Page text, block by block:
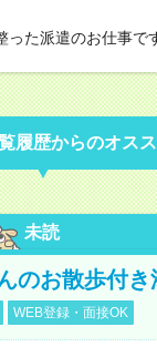
た派遣のお仕事で
履歴からのオス
未読
のお散歩付
WEB登録・面接OK